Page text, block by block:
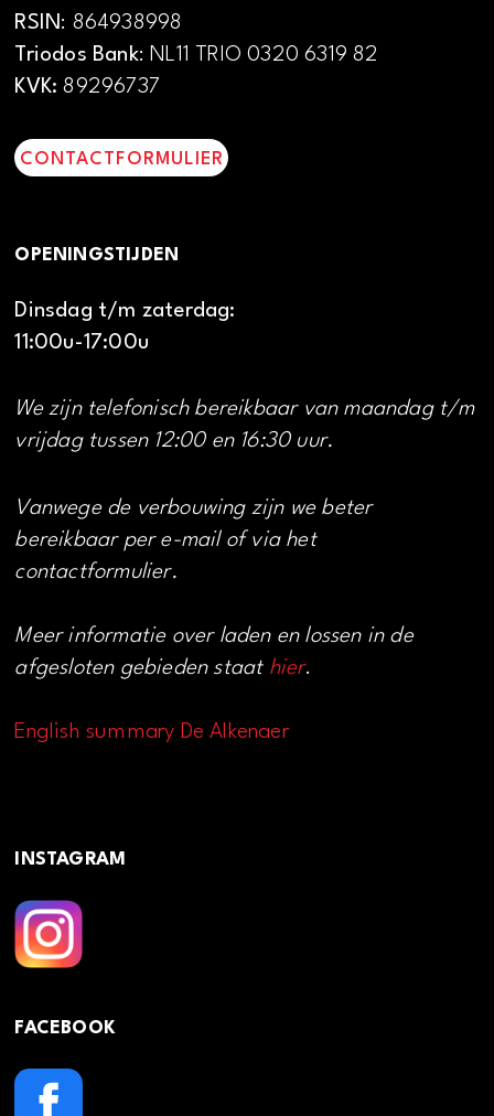
RSIN: 864938998
Triodos Bank: NL11 TRIO 0320 6319 82
KVK: 89296737
CONTACTFORMULIER
OPENINGSTIJDEN
Dinsdag t/m zaterdag:
11:00u-17:00u
We zijn telefonisch bereikbaar van maandag t/m
vrijdag tussen 12:00 en 16:30 uur.
Vanwege de verbouwing zijn we beter
bereikbaar per e-mail of via het
contactformulier.
Meer informatie over laden en lossen in de
afgesloten gebieden staat hier.
English summary De Alkenaer
INSTAGRAM
FACEBOOK